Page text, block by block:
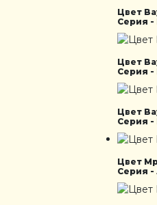
Цвет
Серия -
Цвет
Серия -
Цвет
Серия -
Цвет
Серия -